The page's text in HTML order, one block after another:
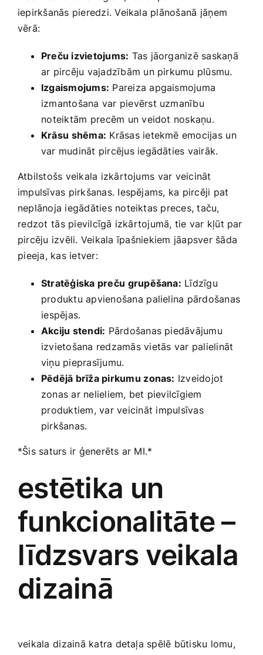
iepirkšanās ‌pieredzi.​ Veikala plānošanā⁣ jāņem‌
vērā:
Preču izvietojums: Tas jāorganizē saskaņā
ar ‌pircēju vajadzībām‍ un pirkumu plūsmu.
Izgaismojums: Pareiza apgaismojuma
izmantošana var​ pievērst uzmanību
⁣noteiktām⁢ precēm ​un veidot‍ noskaņu.
Krāsu⁤ shēma: Krāsas ietekmē emocijas ⁢un
var ‍mudināt pircējus iegādāties vairāk.
Atbilstošs veikala izkārtojums⁢ var veicināt
impulsīvas pirkšanas. Iespējams, ka pircēji pat
neplānoja iegādāties noteiktas preces, taču,
⁤redzot⁣ tās ​pievilcīgā izkārtojumā, tie var kļūt par
pircēju ‍izvēli. Veikala⁤ īpašniekiem jāapsver šāda
⁤pieeja, kas ietver:
Stratēģiska‌ preču ⁢grupēšana: Līdzīgu
produktu apvienošana⁣ palielina pārdošanas
⁢iespējas.
Akciju stendi: Pārdošanas piedāvājumu⁣
izvietošana​ redzamās vietās⁢ var palielināt
viņu pieprasījumu.
Pēdējā brīža pirkumu ⁢zonas: Izveidojot
zonas ar nelieliem, bet‍ pievilcīgiem
⁣produktiem, var veicināt⁣ impulsīvas
pirkšanas.
*Šis saturs ir ģenerēts ar MI.*
estētika un
funkcionalitāte –
līdzsvars veikala
dizainā
veikala ⁢dizainā katra detaļa spēlē būtisku lomu,